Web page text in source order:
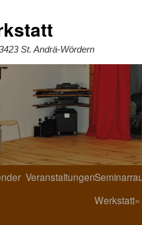
St. Andrä-Wördern
Veranstaltungen
Werkstatt«